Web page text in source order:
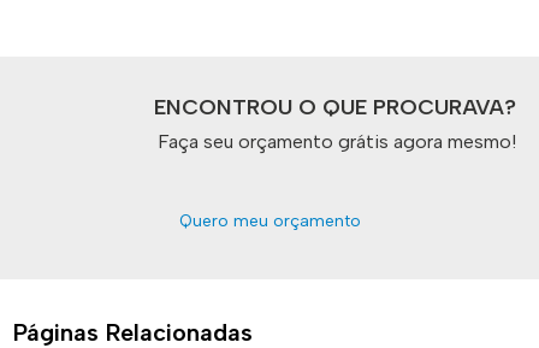
ENCONTROU O QUE PROCURAVA?
Faça seu orçamento grátis agora mesmo!
Quero meu orçamento
Páginas Relacionadas